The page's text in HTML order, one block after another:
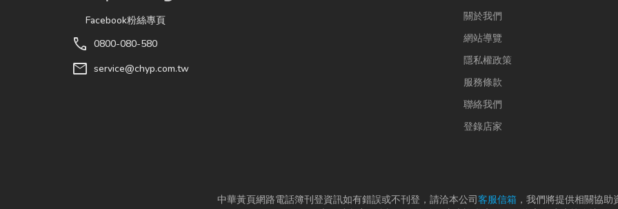
Facebook粉絲專頁
call 0800-080-580
mail service@chyp.com.tw
關於我們
網站導覽
隱私權政策
服務條款
聯絡我們
登錄店家
中華黃頁網路電話簿刊登資訊如有錯誤或不刊登，請洽本公司客服信箱 ，我們將提供相關協助